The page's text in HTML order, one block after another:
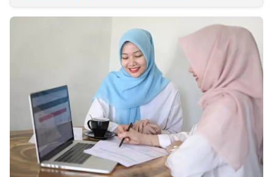
INDONESIA
Insight
Suara
Time
Jogja
Jalan
Rakyat
Idealita
News
Notice
Dinamikapost.com
Radar
Seedbacklink
Follow
Kabarbaru